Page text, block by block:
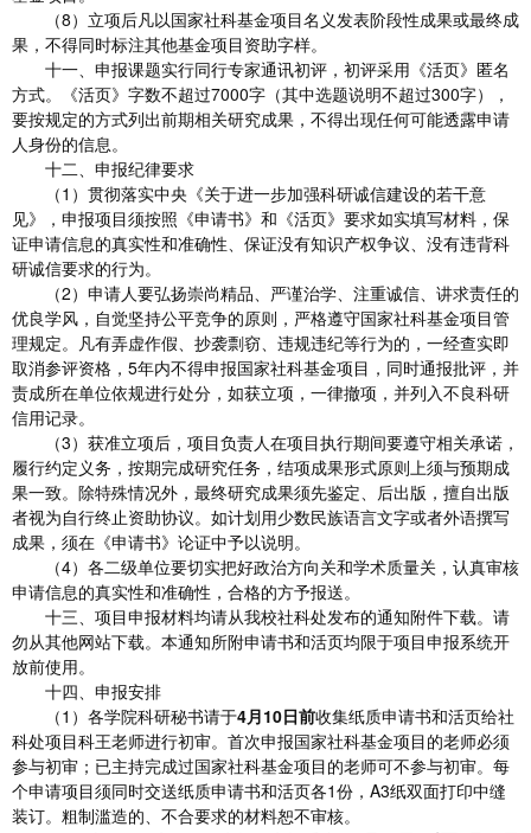
（8）立项后凡以国家社科基金项目名义发表阶段性成果或最终成
果，不得同时标注其他基金项目资助字样。
十一、申报课题实行同行专家通讯初评，初评采用《活页》匿名
方式。《活页》字数不超过7000字（其中选题说明不超过300字），
要按规定的方式列出前期相关研究成果，不得出现任何可能透露申请
人身份的信息。
十二、申报纪律要求
（1）贯彻落实中央《关于进一步加强科研诚信建设的若干意
见》，申报项目须按照《申请书》和《活页》要求如实填写材料，保
证申请信息的真实性和准确性、保证没有知识产权争议、没有违背科
研诚信要求的行为。
（2）申请人要弘扬崇尚精品、严谨治学、注重诚信、讲求责任的
优良学风，自觉坚持公平竞争的原则，严格遵守国家社科基金项目管
理规定。凡有弄虚作假、抄袭剽窃、违规违纪等行为的，一经查实即
取消参评资格，5年内不得申报国家社科基金项目，同时通报批评，并
责成所在单位依规进行处分，如获立项，一律撤项，并列入不良科研
信用记录。
（3）获准立项后，项目负责人在项目执行期间要遵守相关承诺，
履行约定义务，按期完成研究任务，结项成果形式原则上须与预期成
果一致。除特殊情况外，最终研究成果须先鉴定、后出版，擅自出版
者视为自行终止资助协议。如计划用少数民族语言文字或者外语撰写
成果，须在《申请书》论证中予以说明。
（4）各二级单位要切实把好政治方向关和学术质量关，认真审核
申请信息的真实性和准确性，合格的方予报送。
十三、项目申报材料均请从我校社科处发布的通知附件下载。请
勿从其他网站下载。本通知所附申请书和活页均限于项目申报系统开
放前使用。
十四、申报安排
（1）各学院科研秘书请于4月10日前收集纸质申请书和活页给社
科处项目科王老师进行初审。首次申报国家社科基金项目的老师必须
参与初审；已主持完成过国家社科基金项目的老师可不参与初审。每
个申请项目须同时交送纸质申请书和活页各1份，A3纸双面打印中缝
装订。粗制滥造的、不合要求的材料恕不审核。